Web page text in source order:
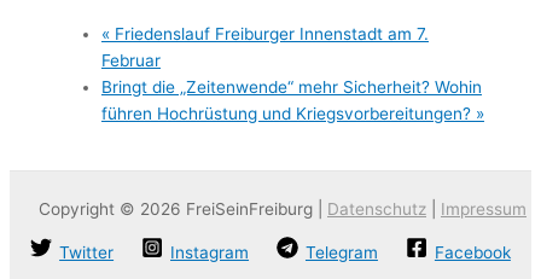
«Friedenslauf Freiburger Innenstadt am 7.
Februar
Bringt die „Zeitenwende“ mehr Sicherheit? Wohin
führen Hochrüstung und Kriegsvorbereitungen? »
Copyright © 2026 FreiSeinFreiburg | Datenschutz Impressum
Twitter Instagram Telegram Facebook